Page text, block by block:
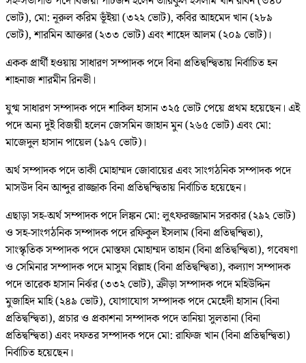
ভোট), মো: নূরুল করিম ভূঁইয়া (৩২২ ভোট), কবির আহমেদ খান (২৮৯
ভোট), শারমিন আক্তার (২৩৩ ভোট) এবং শাহেদ আলম (২০৯ ভোট)।
একক প্রার্থী হওয়ায় সাধারণ সম্পাদক পদে বিনা প্রতিদ্বন্দ্বিতায় নির্বাচিত হন
শাহনাজ শারমীন রিনভী।
যুগ্ম সাধারণ সম্পাদক পদে শাকিল হাসান ৩২৫ ভোট পেয়ে প্রথম হয়েছেন। এই
পদে অন্য দুই বিজয়ী হলেন জেসমিন জাহান মুন (২৬৫ ভোট) এবং মো:
মাজেদুল হাসান পায়েল (১৯৭ ভোট)।
অর্থ সম্পাদক পদে তাকী মোহাম্মদ জোবায়ের এবং সাংগঠনিক সম্পাদক পদে
মাসউদ বিন আব্দুর রাজ্জাক বিনা প্রতিদ্বন্দ্বিতায় নির্বাচিত হয়েছেন।
এছাড়া সহ-অর্থ সম্পাদক পদে লিঙ্কন মো: লুৎফরজ্জামান সরকার (২৯২ ভোট)
ও সহ-সাংগঠনিক সম্পাদক পদে রফিকুল ইসলাম (বিনা প্রতিদ্বন্দ্বিতা),
সাংস্কৃতিক সম্পাদক পদে মোস্তফা মোহাম্মদ তাহান (বিনা প্রতিদ্বন্দ্বিতা), গবেষণা
ও সেমিনার সম্পাদক পদে মাসুম বিল্লাহ (বিনা প্রতিদ্বন্দ্বিতা), কল্যাণ সম্পাদক
পদে তারেক হাসান নির্ঝর (৩৩২ ভোট), ক্রীড়া সম্পাদক পদে মহিউদ্দিন
মুজাহিদ মাহি (২৪৯ ভোট), যোগাযোগ সম্পাদক পদে মেহেদী হাসান (বিনা
প্রতিদ্বন্দ্বিতা), প্রচার ও প্রকাশনা সম্পাদক পদে তানিয়া সুলতানা (বিনা
প্রতিদ্বন্দ্বিতা) এবং দফতর সম্পাদক পদে মো: রাফিজ খান (বিনা প্রতিদ্বন্দ্বিতা)
নির্বাচিত হয়েছেন।